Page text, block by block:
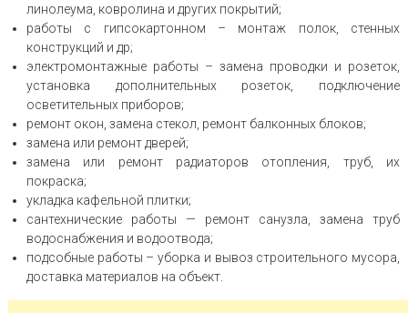
линолеума, ковролина и других покрытий;
работы с гипсокартонном – монтаж полок, стенных
конструкций и др;
электромонтажные работы – замена проводки и розеток,
установка дополнительных розеток, подключение
осветительных приборов;
ремонт окон, замена стекол, ремонт балконных блоков;
замена или ремонт дверей;
замена или ремонт радиаторов отопления, труб, их
покраска;
укладка кафельной плитки;
сантехнические работы — ремонт санузла, замена труб
водоснабжения и водоотвода;
подсобные работы – уборка и вывоз строительного мусора,
доставка материалов на объект.